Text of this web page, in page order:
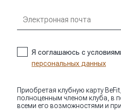
Я соглашаюсь с
персональных данных
Приобретая клубную карту
полноценным членом клуба, в
всеми его возможностями и